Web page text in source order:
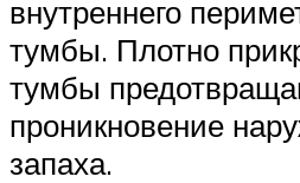
внутреннего
тумбы. Плотно
тумбы
проникновение
запаха.